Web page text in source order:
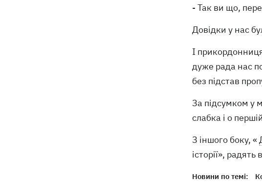
- Так ви що,
Довідки у нас
І
дуже рада нас
без підстав
За підсумком у
слабка і о
З іншого боку, «
історії»,
Новини по темі: